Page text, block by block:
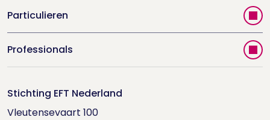
Particulieren
Vind jouw therapeut
Videoportal
Doe de relatietest
Houd me Vast-bijeenkomsten
Professionals
Trainingen
Stichting EFT Nederland
Vleutensevaart 100